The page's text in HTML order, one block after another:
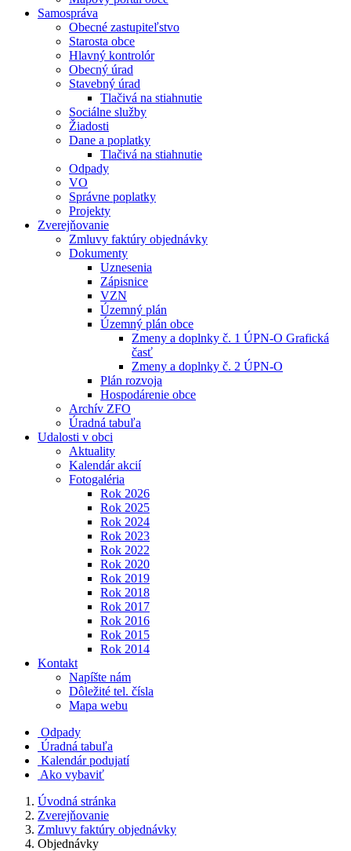
Samospráva
Obecné zastupiteľstvo
Starosta obce
Hlavný kontrolór
Obecný úrad
Stavebný úrad
Tlačivá na stiahnutie
Sociálne služby
Žiadosti
Dane a poplatky
Tlačivá na stiahnutie
Odpady
VO
Správne poplatky
Projekty
Zverejňovanie
Zmluvy faktúry objednávky
Dokumenty
Uznesenia
Zápisnice
VZN
Územný plán
Územný plán obce
Zmeny a doplnky č. 1 ÚPN-O Grafická
časť
Zmeny a doplnky č. 2 ÚPN-O
Plán rozvoja
Hospodárenie obce
Archív ZFO
Úradná tabuľa
Udalosti v obci
Aktuality
Kalendár akcií
Fotogaléria
Rok 2026
Rok 2025
Rok 2024
Rok 2023
Rok 2022
Rok 2020
Rok 2019
Rok 2018
Rok 2017
Rok 2016
Rok 2015
Rok 2014
Kontakt
Napíšte nám
Dôležité tel. čísla
Mapa webu
Odpady
Úradná tabuľa
Kalendár podujatí
Ako vybaviť
Úvodná stránka
Zverejňovanie
Zmluvy faktúry objednávky
Objednávky